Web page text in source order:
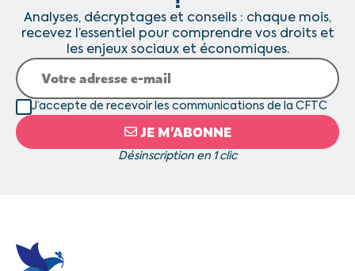
Analyses, décryptages et conseils : chaque mois,
recevez l’essentiel pour comprendre vos droits et
les enjeux sociaux et économiques.
JE M’ABONNE
Désinscription en 1 clic
J’accepte de recevoir les communications de la CFTC